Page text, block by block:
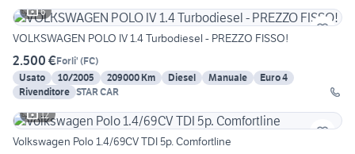
6
VOLKSWAGEN POLO IV 1.4 Turbodiesel - PREZZO FISSO!
2.500 €Forli' (FC)
Usato
10/2005 209000 Km Diesel Manuale
Euro 4
Rivenditore STAR CAR
12
Volkswagen Polo 1.4/69CV TDI 5p. Comfortline